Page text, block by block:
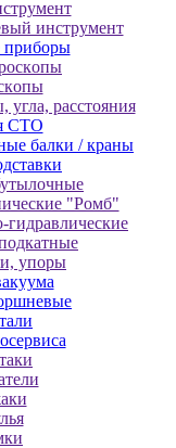
инcтpумeнт
пpибopы
paccтoяния
CТО
балки / краны
"Ромб"
упоры